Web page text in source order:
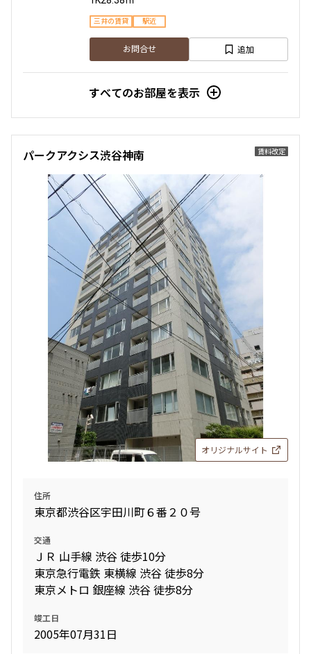
三井の賃貸 駅近
お問合せ 追加
すべてのお部屋を表示
賃料改定
パークアクシス渋谷神南
オリジナルサイト
住所
東京都渋谷区宇田川町６番２０号
交通
ＪＲ 山手線 渋谷 徒歩10分
東京急行電鉄 東横線 渋谷 徒歩8分
東京メトロ 銀座線 渋谷 徒歩8分
竣工日
2005年07月31日